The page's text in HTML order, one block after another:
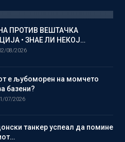
ПРОТИВ ВЕШТАЧКА
• ЗНАЕ ЛИ НЕКОЈ…
08/2026
е љубоморен на момчето
базени?
07/2026
танкер успеал да помине